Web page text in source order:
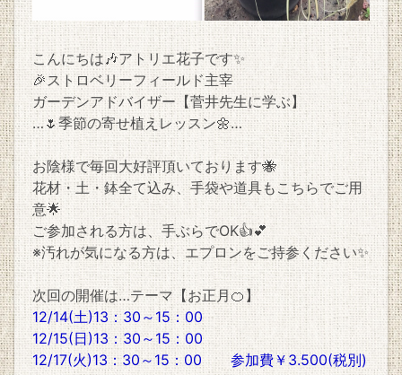
こんにちは🎶アトリエ花子です✨
🎉ストロベリーフィールド主宰
ガーデンアドバイザー【菅井先生に学ぶ】
…🌷季節の寄せ植えレッスン🌼…
お陰様で毎回大好評頂いております🐝
花材・土・鉢全て込み、手袋や道具もこちらでご用
意🌟
ご参加される方は、手ぶらでOK👍💕
※汚れが気になる方は、エプロンをご持参ください✨
次回の開催は…テーマ【お正月🍊】
12/14(土)13：30～15：00
12/15(日)13：30～15：00
12/17(火)13：30～15：00 参加費￥3.500(税別)